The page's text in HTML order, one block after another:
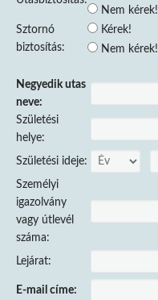
Nem kérek!
Sztornó
biztosítás:
Kérek!
Nem kérek!
Negyedik utas
neve:
Születési
helye:
Születési ideje:
Személyi
igazolvány
vagy útlevél
száma:
Lejárat:
E-mail címe: